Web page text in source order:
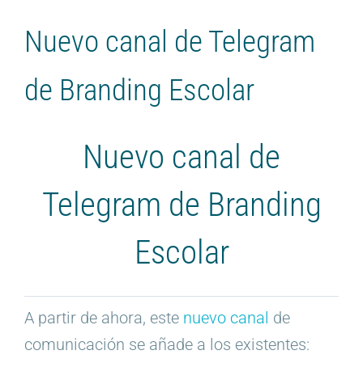
Nuevo canal de Telegram
de Branding Escolar
Nuevo canal de
Telegram de Branding
Escolar
A partir de ahora, este nuevo canal de
comunicación se añade a los existentes: